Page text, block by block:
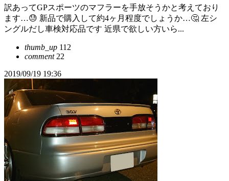
訳あってGPスポーツのマフラーを手放そうかと考えており
ます…😓 新品で購入して約4ヶ月程度でしょうか…🤔 左シ
ングルだし車検対応品です 近県で欲しい方いら...
thumb_up 112
comment22
2019/09/19 19:36